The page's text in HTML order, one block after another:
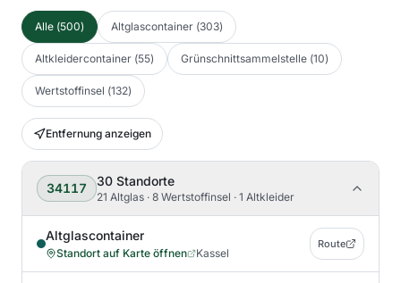
Alle (500) Altglascontainer (303)
Altkleidercontainer (55) Grünschnittsammelstelle (10)
Wertstoffinsel (132)
Entfernung anzeigen
34117 30 Standorte
21 Altglas · 8 Wertstoffinsel · 1 Altkleider
Altglascontainer
Standort auf Karte öffnen Kassel
Route